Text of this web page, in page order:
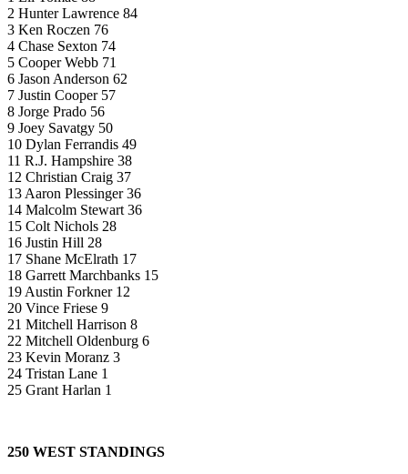
2 Hunter Lawrence 84
3 Ken Roczen 76
4 Chase Sexton 74
5 Cooper Webb 71
6 Jason Anderson 62
7 Justin Cooper 57
8 Jorge Prado 56
9 Joey Savatgy 50
10 Dylan Ferrandis 49
11 R.J. Hampshire 38
12 Christian Craig 37
13 Aaron Plessinger 36
14 Malcolm Stewart 36
15 Colt Nichols 28
16 Justin Hill 28
17 Shane McElrath 17
18 Garrett Marchbanks 15
19 Austin Forkner 12
20 Vince Friese 9
21 Mitchell Harrison 8
22 Mitchell Oldenburg 6
23 Kevin Moranz 3
24 Tristan Lane 1
25 Grant Harlan 1
250 WEST STANDINGS